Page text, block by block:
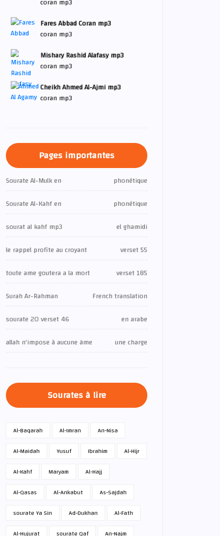
Fares Abbad Coran mp3
coran mp3
Mishary Rashid Alafasy mp3
coran mp3
Cheikh Ahmed Al-Ajmi mp3
coran mp3
Pages importantes
Sourate Al-Mulk en
phonétique
Sourate Al-Kahf en
phonétique
sourat al kahf mp3
el ghamidi
le rappel profite au croyant
verset 55
toute ame goutera a la mort
verset 185
Surah Ar-Rahman
French translation
sourate 20 verset 46
en arabe
allah n'impose à aucune âme
une charge
Sourates à lire
Al-Baqarah Al-Imran
An-Nisa
Al-Maidah
Yusuf Ibrahim
Al-Hijr
Al-Kahf
Maryam
Al-Hajj
Al-Qasas
Al-Ankabut
As-Sajdah
sourate Ya Sin
Ad-Dukhan
Al-Fath
Al-Hujurat
sourate Qaf
An-Najm